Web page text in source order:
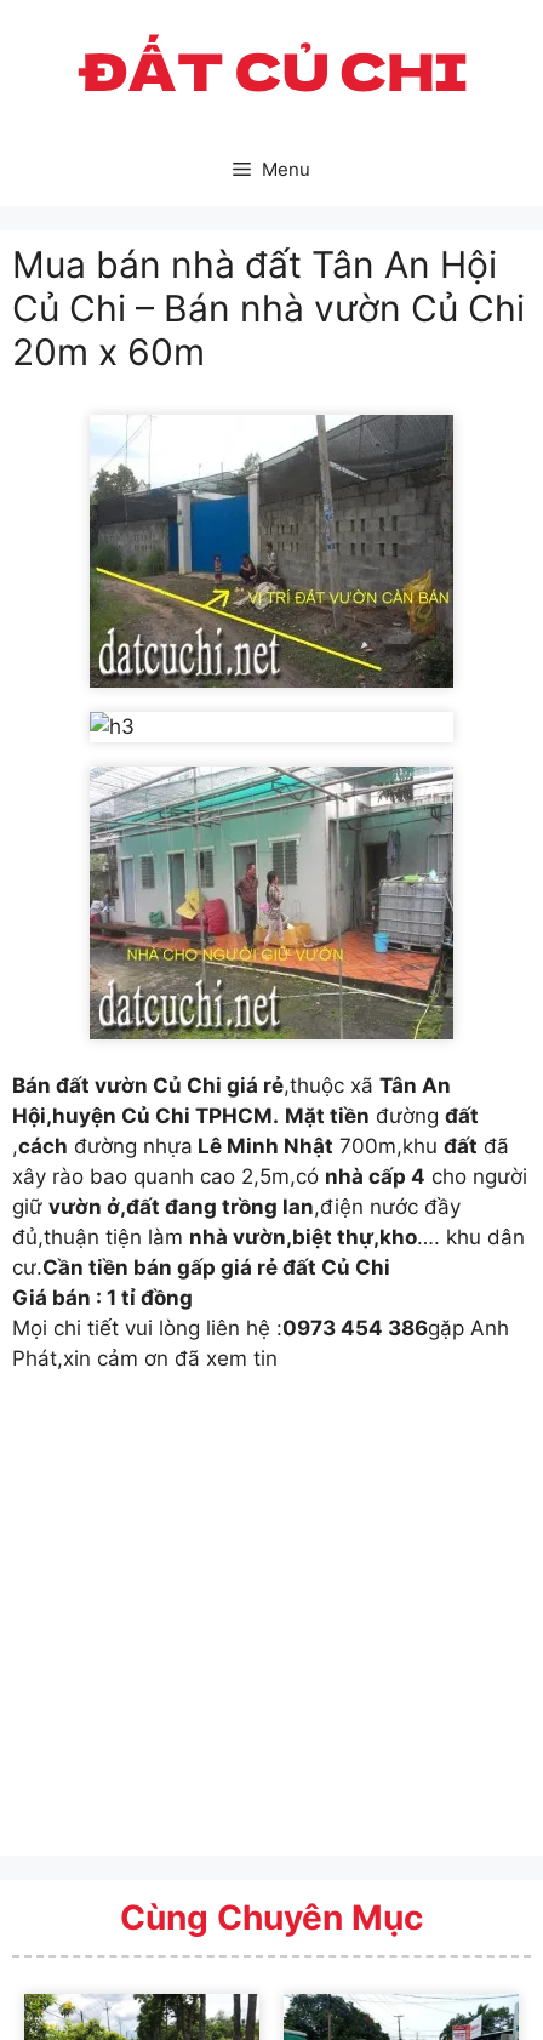
Menu
Mua bán nhà đất Tân An Hội
Củ Chi – Bán nhà vườn Củ Chi
20m x 60m
Bán đất vườn Củ Chi giá rẻ,thuộc xã Tân An
Hội,huyện Củ Chi TPHCM. Mặt tiền đường đất
,cách đường nhựa Lê Minh Nhật 700m,khu đất đã
xây rào bao quanh cao 2,5m,có nhà cấp 4 cho người
giữ vườn ở,đất đang trồng lan,điện nước đầy
đủ,thuận tiện làm nhà vườn,biệt thự,kho…. khu dân
cư.Cần tiền bán gấp giá rẻ đất Củ Chi
Giá bán : 1 tỉ đồng
Mọi chi tiết vui lòng liên hệ :0973 454 386gặp Anh
Phát,xin cảm ơn đã xem tin
Cùng Chuyên Mục